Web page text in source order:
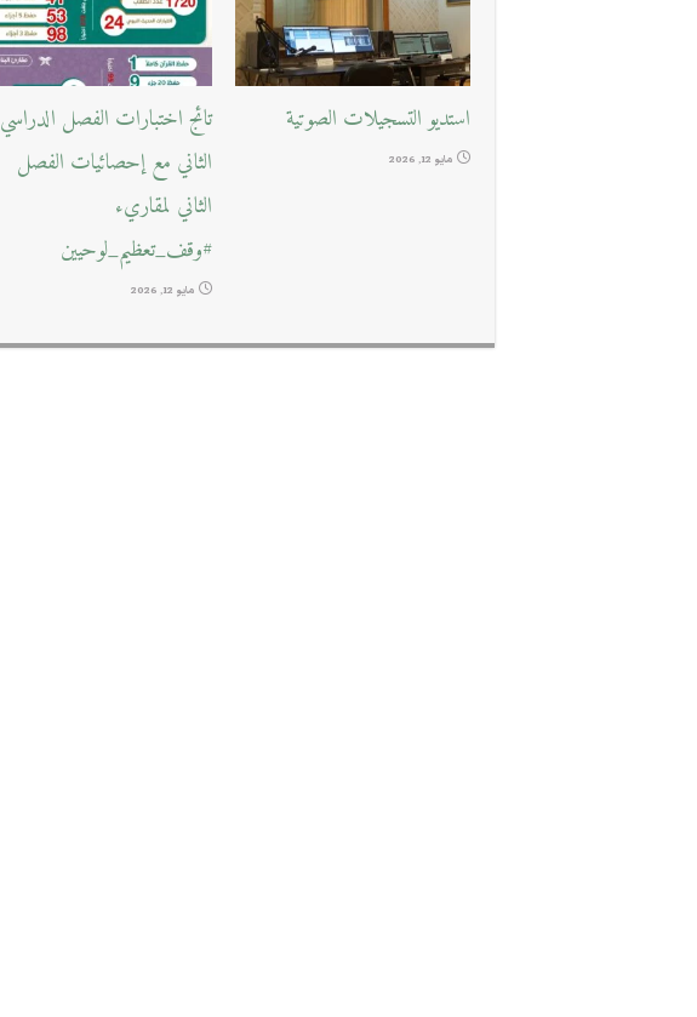
استديو التسجيلات الصوتية
مايو 12, 2026
تائج اختبارات الفصل الدراسي
الثاني مع إحصائيات الفصل
الثاني لمقاريء
#وقف_تعظيم_لوحيين
مايو 12, 2026